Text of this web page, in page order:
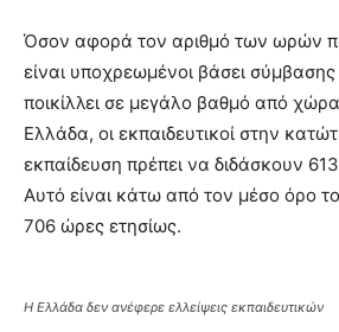
Όσον αφορά τον αριθμό των ωρών
είναι υποχρεωμένοι βάσει
ποικίλλει σε μεγάλο βαθμό από
Ελλάδα, οι εκπαιδευτικοί στην
εκπαίδευση πρέπει να διδάσκουν
Αυτό είναι κάτω από τον μέσο όρο
706 ώρες ετησίως.
Η Ελλάδα δεν ανέφερε ελλείψεις εκπαιδευτικών